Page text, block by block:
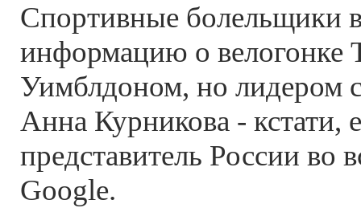
Спортивные болельщики
информацию о велогонке
Уимблдоном, но лидером
Анна Курникова - кстати,
представитель России во
Google.